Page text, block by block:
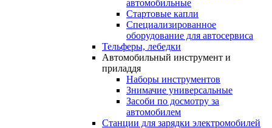
автомобильные
Стартовые капли
Специализированное
оборудование для автосервиса
Тельферы, лебедки
Автомобильный инструмент и
приладдя
Наборы инструментов
Знимачие универсальные
Засоби по досмотру за
автомобилем
Станции для зарядки электромобилей